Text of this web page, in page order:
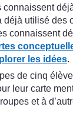
connaissent
déjà utilisé des
connaissent
les idées.
de cinq
leur carte
et à